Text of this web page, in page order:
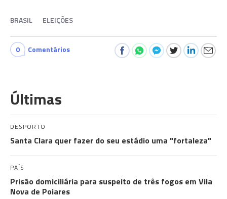
BRASIL ELEIÇÕES
0 Comentários
Últimas
DESPORTO
Santa Clara quer fazer do seu estádio uma "fortaleza"
PAÍS
Prisão domiciliária para suspeito de três fogos em Vila
Nova de Poiares